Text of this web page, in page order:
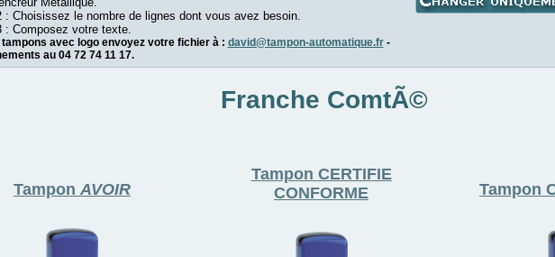
: Choisissez le nombre de lignes dont vous avez besoin.
: Composez votre texte.
avec logo envoyez votre fichier à : david@tampon-automatique.fr-
au 04 72 74 11 17.
Franche ComtÃ©
Tampon AVOIR
Tampon CERTIFIE
CONFORME
Tampon